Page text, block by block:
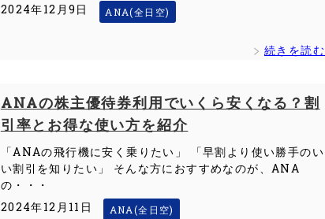
2024年12月9日
ANA(全日空)
続きを読む
ANAの株主優待券利用でいくら安くなる？割
引率とお得な使い方を紹介
「ANAの飛行機に安く乗りたい」 「早割より使い勝手のい
い割引を知りたい」 そんな方におすすめなのが、ANA
の・・・
2024年12月11日
ANA(全日空)